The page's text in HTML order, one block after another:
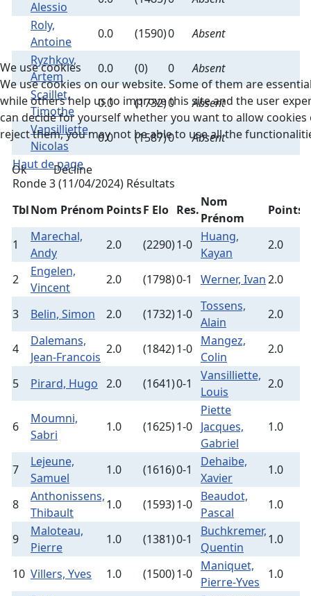
Alessio
Roly,
Antoine
0.0 (1590)0
Absent
Ryzhkov,
Artem
0.0 (0) 0
Absent
Scaillet,
Timothe
0.0 (1732)0
Absent
Vansilliette,
Nicolas
0.0 (1587)0
Absent
Haut de page
Ronde 3 (11/04/2024) Résultats
TblNom Prénom PointsF Elo Res.
Nom
Prénom
Points
1
Marechal,
Andy
2.0 (2290)1-0
Huang,
Kayan
2.0
2
Engelen,
Vincent
2.0 (1798)0-1 Werner, Ivan2.0
3 Belin, Simon 2.0 (1732)1-0
Tossens,
Alain
2.0
4
Dalemans,
Jean-Francois
2.0 (1842)1-0
Mangez,
Colin
2.0
5 Pirard, Hugo 2.0 (1641)0-1
Vansilliette,
Louis
2.0
6
Moumni,
Sabri
1.0 (1625)1-0
Piette
Jacques,
Gabriel
1.0
7
Lejeune,
Samuel
1.0 (1616)0-1
Dehaibe,
Xavier
1.0
8
Anthonissens,
Thibault
1.0 (1593)1-0
Beaudot,
Pascal
1.0
9
Maloteau,
Pierre
1.0 (1381)0-1
Buchkremer,
Quentin
1.0
10 Villers, Yves 1.0 (1500)1-0
Maniquet,
Pierre-Yves
1.0
We use cookies
We use cookies on our website. Some of them are
while others help us to improve this site and the user
can decide for yourself whether you want to allow
reject them, you may not be able to use all the
Ok Decline